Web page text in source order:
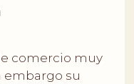
comercio muy
embargo su